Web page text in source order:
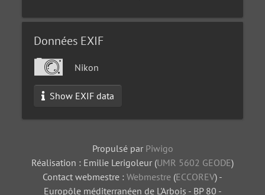
Données EXIF
Nikon
Show EXIF data
Propulsé par Piwigo
Réalisation : Emilie Lerigoleur (UMR 5602 GEODE)
Contact webmestre : Webmestre (ECCOREV) -
Europôle méditerranéen de L'Arbois - BP 80 -